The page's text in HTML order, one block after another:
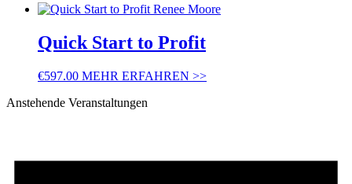
Quick Start to Profit
€597.00 MEHR ERFAHREN >>
Anstehende Veranstaltungen